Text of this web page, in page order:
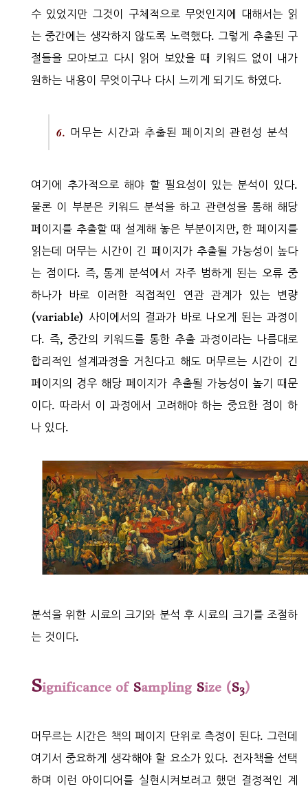
수 있었지만 그것이 구체적으로 무엇인지에 대해서는 읽
는 중간에는 생각하지 않도록 노력했다. 그렇게 추출된 구
절들을 모아보고 다시 읽어 보았을 때 키워드 없이 내가
원하는 내용이 무엇이구나 다시 느끼게 되기도 하였다.
6. 머무는 시간과 추출된 페이지의 관련성 분석
여기에 추가적으로 해야 할 필요성이 있는 분석이 있다.
물론 이 부분은 키워드 분석을 하고 관련성을 통해 해당
페이지를 추출할 때 설계해 놓은 부분이지만, 한 페이지를
읽는데 머무는 시간이 긴 페이지가 추출될 가능성이 높다
는 점이다. 즉, 통계 분석에서 자주 범하게 된는 오류 중
하나가 바로 이러한 직접적인 연관 관계가 있는 변량
(variable) 사이에서의 결과가 바로 나오게 된는 과정이
다. 즉, 중간의 키워드를 통한 추출 과정이라는 나름대로
합리적인 설계과정을 거친다고 해도 머무르는 시간이 긴
페이지의 경우 해당 페이지가 추출될 가능성이 높기 때문
이다. 따라서 이 과정에서 고려해야 하는 중요한 점이 하
나 있다.
분석을 위한 시료의 크기와 분석 후 시료의 크기를 조절하
는 것이다.
Significance of Sampling Size (S3)
머무르는 시간은 책의 페이지 단위로 측정이 된다. 그런데
여기서 중요하게 생각해야 할 요소가 있다. 전자책을 선택
하며 이런 아이디어를 실현시켜보려고 했던 결정적인 계